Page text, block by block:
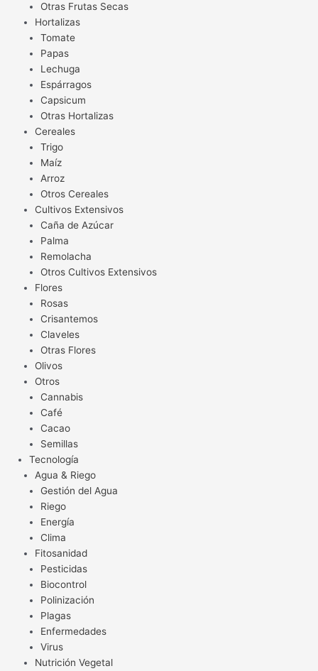
Otras Frutas Secas
Hortalizas
Tomate
Papas
Lechuga
Espárragos
Capsicum
Otras Hortalizas
Cereales
Trigo
Maíz
Arroz
Otros Cereales
Cultivos Extensivos
Caña de Azúcar
Palma
Remolacha
Otros Cultivos Extensivos
Flores
Rosas
Crisantemos
Claveles
Otras Flores
Olivos
Otros
Cannabis
Café
Cacao
Semillas
Tecnología
Agua & Riego
Gestión del Agua
Riego
Energía
Clima
Fitosanidad
Pesticidas
Biocontrol
Polinización
Plagas
Enfermedades
Virus
Nutrición Vegetal